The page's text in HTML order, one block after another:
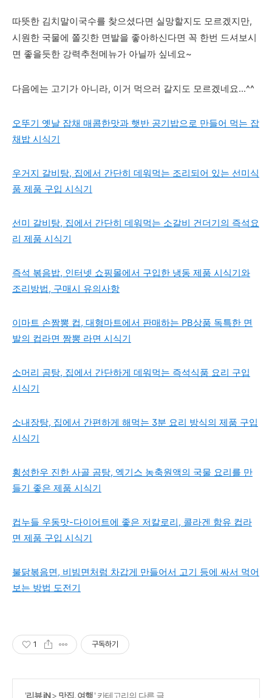
따뜻한 김치말이국수를 찾으셨다면 실망할지도 모르겠지만,
시원한 국물에 쫄깃한 면발을 좋아하신다면 꼭 한번 드셔보시
면 좋을듯한 강력추천메뉴가 아닐까 싶네요~
다음에는 고기가 아니라, 이거 먹으러 갈지도 모르겠네요...^^
오뚜기 옛날 잡채 매콤한맛과 햇반 공기밥으로 만들어 먹는 잡
채밥 시식기
우거지 갈비탕, 집에서 간단히 데워먹는 조리되어 있는 선미식
품 제품 구입 시식기
선미 갈비탕, 집에서 간단히 데워먹는 소갈비 건더기의 즉석요
리 제품 시식기
즉석 볶음밥, 인터넷 쇼핑몰에서 구입한 냉동 제품 시식기와
조리방법, 구매시 유의사항
이마트 손짬뽕 컵, 대형마트에서 판매하는 PB상품 독특한 면
발의 컵라면 짬뽕 라면 시식기
소머리 곰탕, 집에서 간단하게 데워먹는 즉석식품 요리 구입
시식기
소내장탕, 집에서 간편하게 해먹는 3분 요리 방식의 제품 구입
시식기
횡성한우 진한 사골 곰탕, 엑기스 농축원액의 국물 요리를 만
들기 좋은 제품 시식기
컵누들 우동맛-다이어트에 좋은 저칼로리, 콜라겐 함유 컵라
면 제품 구입 시식기
불닭볶음면, 비빔면처럼 차갑게 만들어서 고기 등에 싸서 먹어
보는 방법 도전기
1 구독하기
'리뷰 iN> 맛집, 여행' 카테고리의 다른 글